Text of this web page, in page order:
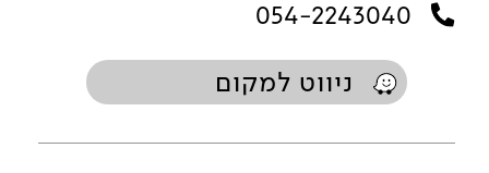
054-2243040
ניווט למקום